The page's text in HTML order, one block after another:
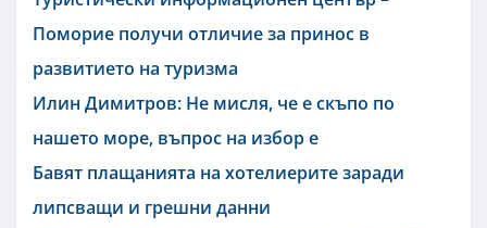
Поморие получи отличие за принос в
развитието на туризма
Илин Димитров: Не мисля, че е скъпо по
нашето море, въпрос на избор е
Бавят плащанията на хотелиерите заради
липсващи и грешни данни